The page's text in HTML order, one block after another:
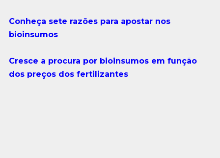
Conheça sete razões para apostar nos
bioinsumos
Cresce a procura por bioinsumos em função
dos preços dos fertilizantes